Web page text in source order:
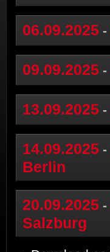
06.09.2025 -
09.09.2025 -
13.09.2025 -
14.09.2025 -
Berlin
20.09.2025 -
Salzburg